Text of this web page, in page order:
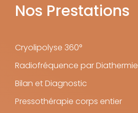
Nos Prestations
Cryolipolyse 360°
Radiofréquence par Diathermie
Bilan et Diagnostic
Pressothérapie corps entier